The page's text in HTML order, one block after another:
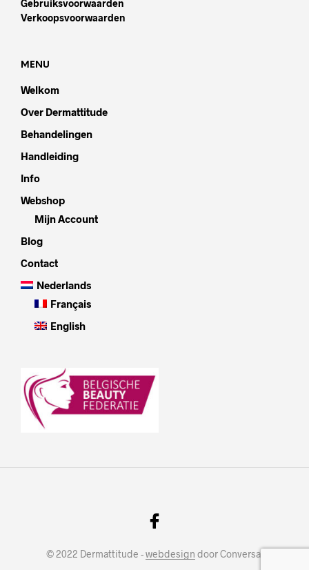
Gebruiksvoorwaarden
Verkoopsvoorwaarden
MENU
Welkom
Over Dermattitude
Behandelingen
Handleiding
Info
Webshop
Mijn Account
Blog
Contact
Nederlands
Français
English
© 2022 Dermattitude -webdesign door Conversal